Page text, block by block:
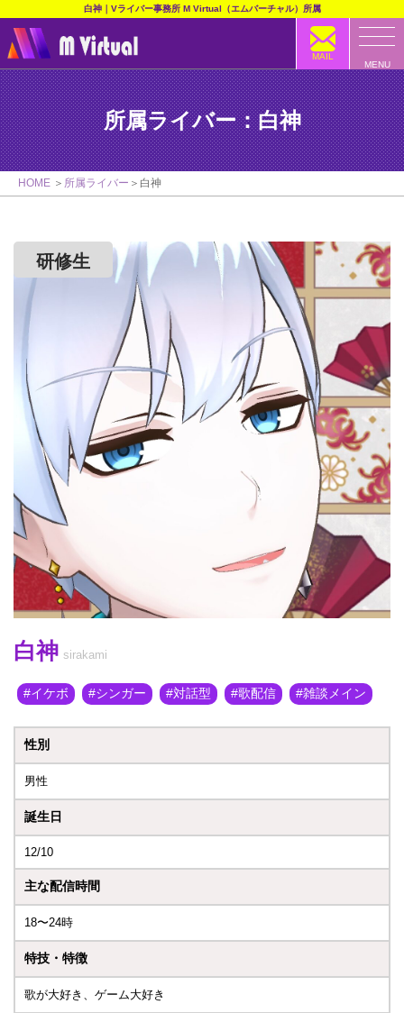
白神｜Vライバー事務所 M Virtual（エムバーチャル）所属
MENU
MAIL
所属ライバー：白神
HOME 所属ライバー 白神
研修生
白神 sirakami
イケボ シンガー 対話型 歌配信 雑談メイン
性別
男性
誕生日
12/10
主な配信時間
18〜24時
特技・特徴
歌が大好き、ゲーム大好き